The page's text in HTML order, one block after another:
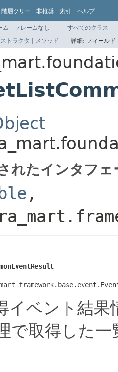
階層ツリー 非推奨 索引 ヘルプ
ム フレームなし
すべてのクラス
トラクタ | メソッド 詳細: フィール
れたインタフ
,
イベント結果
で取得した